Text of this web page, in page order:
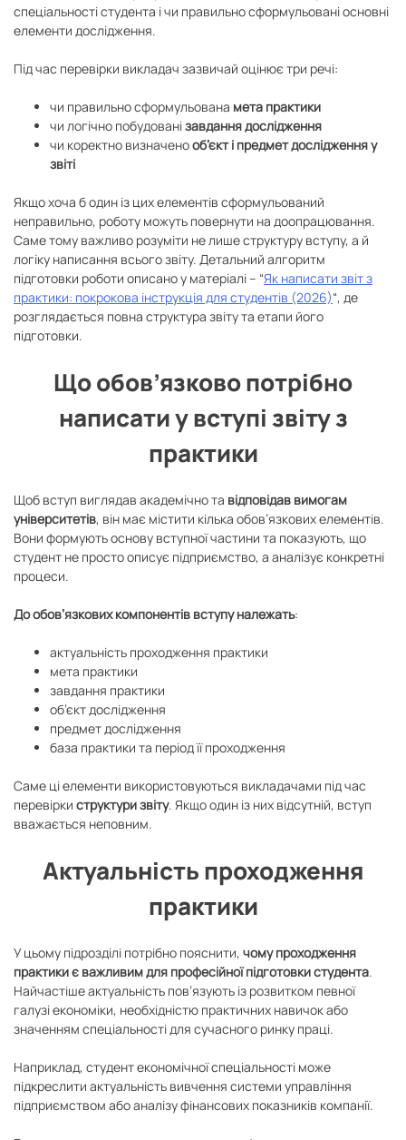
спеціальності студента і чи правильно сформульовані основні
елементи дослідження.
Під час перевірки викладач зазвичай оцінює три речі:
чи правильно сформульована мета практики
чи логічно побудованізавдання дослідження
чи коректно визначенооб’єкт і предмет дослідженняу
звіті
Якщо хоча б один із цих елементів сформульований
неправильно, роботу можуть повернути на доопрацювання.
Саме тому важливо розуміти не лише структуру вступу, а й
логіку написання всього звіту. Детальний алгоритм
підготовки роботи описано у матеріалі – “Як написати звіт з
практики: покрокова інструкція для студентів (2026)“, де
розглядається повна структура звіту та етапи його
підготовки.
Що обов’язково потрібно
написати у вступі звіту з
практики
Щоб вступ виглядав академічно та відповідав вимогам
університетів, він має містити кілька обов’язкових елементів.
Вони формують основу вступної частини та показують, що
студент не просто описує підприємство, а аналізує конкретні
процеси.
До обов’язкових компонентів вступу належать:
актуальність проходження практики
мета практики
завдання практики
об’єкт дослідження
предмет дослідження
база практики та період її проходження
Саме ці елементи використовуються викладачами під час
перевірки структури звіту. Якщо один із них відсутній, вступ
вважається неповним.
Актуальність проходження
практики
У цьому підрозділі потрібно пояснити, чому проходження
практики є важливим для професійної підготовки студента.
Найчастіше актуальність пов’язують із розвитком певної
галузі економіки, необхідністю практичних навичок або
значенням спеціальності для сучасного ринку праці.
Наприклад, студент економічної спеціальності може
підкреслити актуальність вивчення системи управління
підприємством або аналізу фінансових показників компанії.